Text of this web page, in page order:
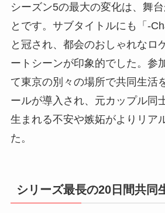
シーズン5の最大の変化は、舞
とです。サブタイトルにも「-
と冠され、都会のおしゃれなロ
ートシーンが印象的でした。参
て東京の別々の場所で共同生活
ールが導入され、元カップル同
生まれる不安や嫉妬がよりリア
た。
シリーズ最長の20日間共同